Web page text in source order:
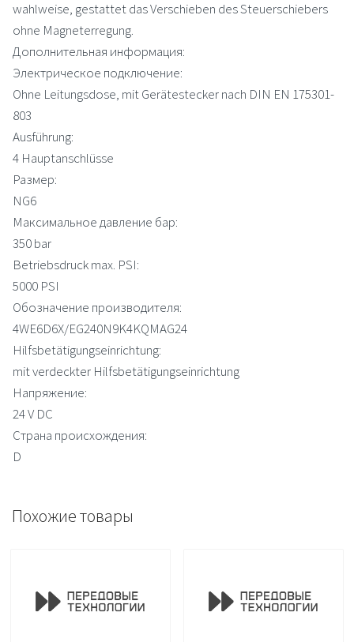
wahlweise, gestattet das Verschieben des Steuerschiebers
ohne Magneterregung.
Дополнительная информация:
Электрическое подключение:
Ohne Leitungsdose, mit Gerätestecker nach DIN EN 175301-
803
Ausführung:
4 Hauptanschlüsse
Размер:
NG6
Максимальное давление бар:
350 bar
Betriebsdruck max. PSI:
5000 PSI
Обозначение производителя:
4WE6D6X/EG240N9K4KQMAG24
Hilfsbetätigungseinrichtung:
mit verdeckter Hilfsbetätigungseinrichtung
Напряжение:
24 V DC
Страна происхождения:
D
Похожие товары